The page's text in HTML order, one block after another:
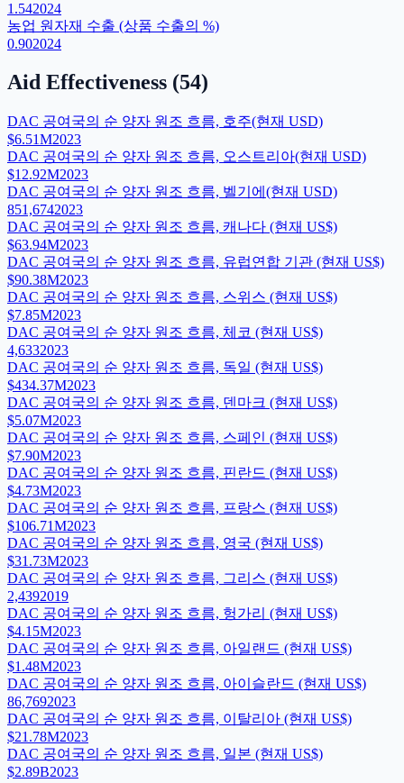
1.542024
농업 원자재 수출 (상품 수출의 %)
0.902024
Aid Effectiveness (54)
DAC 공여국의 순 양자 원조 흐름, 호주(현재 USD)
$6.51M2023
DAC 공여국의 순 양자 원조 흐름, 오스트리아(현재 USD)
$12.92M2023
DAC 공여국의 순 양자 원조 흐름, 벨기에(현재 USD)
851,6742023
DAC 공여국의 순 양자 원조 흐름, 캐나다 (현재 US$)
$63.94M2023
DAC 공여국의 순 양자 원조 흐름, 유럽연합 기관 (현재 US$)
$90.38M2023
DAC 공여국의 순 양자 원조 흐름, 스위스 (현재 US$)
$7.85M2023
DAC 공여국의 순 양자 원조 흐름, 체코 (현재 US$)
4,6332023
DAC 공여국의 순 양자 원조 흐름, 독일 (현재 US$)
$434.37M2023
DAC 공여국의 순 양자 원조 흐름, 덴마크 (현재 US$)
$5.07M2023
DAC 공여국의 순 양자 원조 흐름, 스페인 (현재 US$)
$7.90M2023
DAC 공여국의 순 양자 원조 흐름, 핀란드 (현재 US$)
$4.73M2023
DAC 공여국의 순 양자 원조 흐름, 프랑스 (현재 US$)
$106.71M2023
DAC 공여국의 순 양자 원조 흐름, 영국 (현재 US$)
$31.73M2023
DAC 공여국의 순 양자 원조 흐름, 그리스 (현재 US$)
2,4392019
DAC 공여국의 순 양자 원조 흐름, 헝가리 (현재 US$)
$4.15M2023
DAC 공여국의 순 양자 원조 흐름, 아일랜드 (현재 US$)
$1.48M2023
DAC 공여국의 순 양자 원조 흐름, 아이슬란드 (현재 US$)
86,7692023
DAC 공여국의 순 양자 원조 흐름, 이탈리아 (현재 US$)
$21.78M2023
DAC 공여국의 순 양자 원조 흐름, 일본 (현재 US$)
$2.89B2023